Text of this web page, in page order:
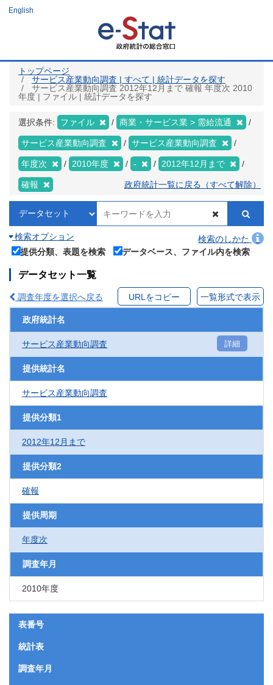
ツ
English
トップページ
サービス産業動向調査 | すべて | 統計データを探す
サービス産業動向調査 2012年12月まで 確報 年度次 2010
年度 | ファイル | 統計データを探す
選択条件: ファイル 商業・サービス業 > 需給流通
サービス産業動向調査 サービス産業動向調査
年度次 2010年度 - 2012年12月まで
確報 政府統計一覧に戻る（すべて解除）
検索オプション
検索のしかた
提供分類、表題を検索
データベース、ファイル内を検索
データセット一覧
調査年度を選択へ戻る URLをコピー 一覧形式で表示
政府統計名
サービス産業動向調査 詳細
提供統計名
サービス産業動向調査
提供分類1
2012年12月まで
提供分類2
確報
提供周期
年度次
調査年月
2010年度
表番号
統計表
調査年月